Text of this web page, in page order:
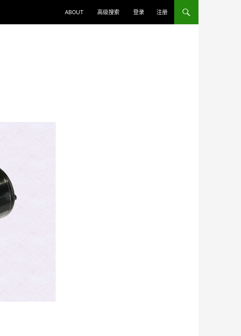
ABOUT 高级搜索 登录 注册